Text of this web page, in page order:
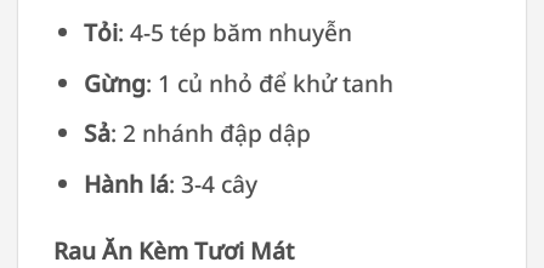
Tỏi: 4-5 tép băm nhuyễn
Gừng: 1 củ nhỏ để khử tanh
Sả: 2 nhánh đập dập
Hành lá: 3-4 cây
Rau Ăn Kèm Tươi Mát